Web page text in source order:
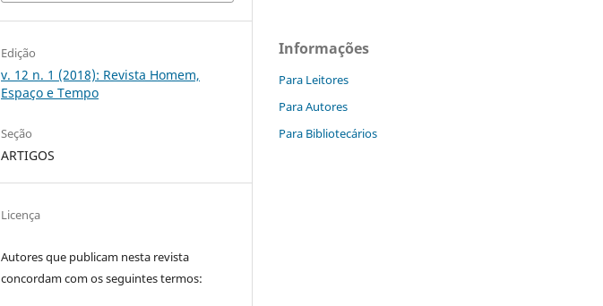
Edição
v. 12 n. 1 (2018): Revista Homem,
Espaço e Tempo
Seção
ARTIGOS
Licença
Autores que publicam nesta revista
concordam com os seguintes termos:
Informações
Para Leitores
Para Autores
Para Bibliotecários